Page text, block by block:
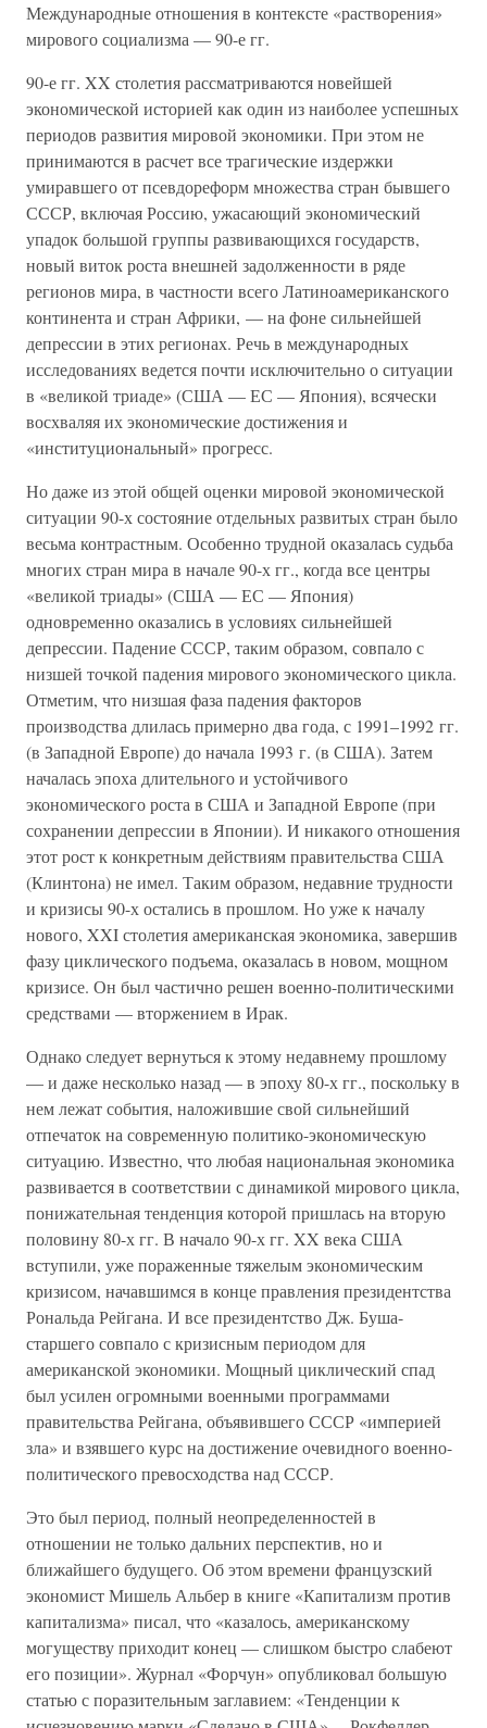
Международные отношения в контексте «растворения»
мирового социализма — 90-е гг.
90-е гг. XX столетия рассматриваются новейшей
экономической историей как один из наиболее успешных
периодов развития мировой экономики. При этом не
принимаются в расчет все трагические издержки
умиравшего от псевдореформ множества стран бывшего
СССР, включая Россию, ужасающий экономический
упадок большой группы развивающихся государств,
новый виток роста внешней задолженности в ряде
регионов мира, в частности всего Латиноамериканского
континента и стран Африки, — на фоне сильнейшей
депрессии в этих регионах. Речь в международных
исследованиях ведется почти исключительно о ситуации
в «великой триаде» (США — ЕС — Япония), всячески
восхваляя их экономические достижения и
«институциональный» прогресс.
Но даже из этой общей оценки мировой экономической
ситуации 90-х состояние отдельных развитых стран было
весьма контрастным. Особенно трудной оказалась судьба
многих стран мира в начале 90-х гг., когда все центры
«великой триады» (США — ЕС — Япония)
одновременно оказались в условиях сильнейшей
депрессии. Падение СССР, таким образом, совпало с
низшей точкой падения мирового экономического цикла.
Отметим, что низшая фаза падения факторов
производства длилась примерно два года, с 1991–1992 гг.
(в Западной Европе) до начала 1993 г. (в США). Затем
началась эпоха длительного и устойчивого
экономического роста в США и Западной Европе (при
сохранении депрессии в Японии). И никакого отношения
этот рост к конкретным действиям правительства США
(Клинтона) не имел. Таким образом, недавние трудности
и кризисы 90-х остались в прошлом. Но уже к началу
нового, XXI столетия американская экономика, завершив
фазу циклического подъема, оказалась в новом, мощном
кризисе. Он был частично решен военно-политическими
средствами — вторжением в Ирак.
Однако следует вернуться к этому недавнему прошлому
— и даже несколько назад — в эпоху 80-х гг., поскольку в
нем лежат события, наложившие свой сильнейший
отпечаток на современную политико-экономическую
ситуацию. Известно, что любая национальная экономика
развивается в соответствии с динамикой мирового цикла,
понижательная тенденция которой пришлась на вторую
половину 80-х гг. В начало 90-х гг. XX века США
вступили, уже пораженные тяжелым экономическим
кризисом, начавшимся в конце правления президентства
Рональда Рейгана. И все президентство Дж. Буша-
старшего совпало с кризисным периодом для
американской экономики. Мощный циклический спад
был усилен огромными военными программами
правительства Рейгана, объявившего СССР «империей
зла» и взявшего курс на достижение очевидного военно-
политического превосходства над СССР.
Это был период, полный неопределенностей в
отношении не только дальних перспектив, но и
ближайшего будущего. Об этом времени французский
экономист Мишель Альбер в книге «Капитализм против
капитализма» писал, что «казалось, американскому
могуществу приходит конец — слишком быстро слабеют
его позиции». Журнал «Форчун» опубликовал большую
статью с поразительным заглавием: «Тенденции к